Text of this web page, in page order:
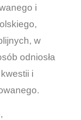
i
w
odniosła
i